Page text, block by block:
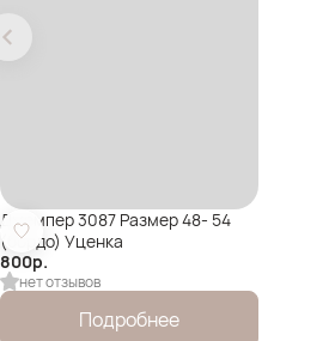
Джемпер 3087 Размер 48- 54
(бордо) Уценка
800р.
нет отзывов
Подробнее